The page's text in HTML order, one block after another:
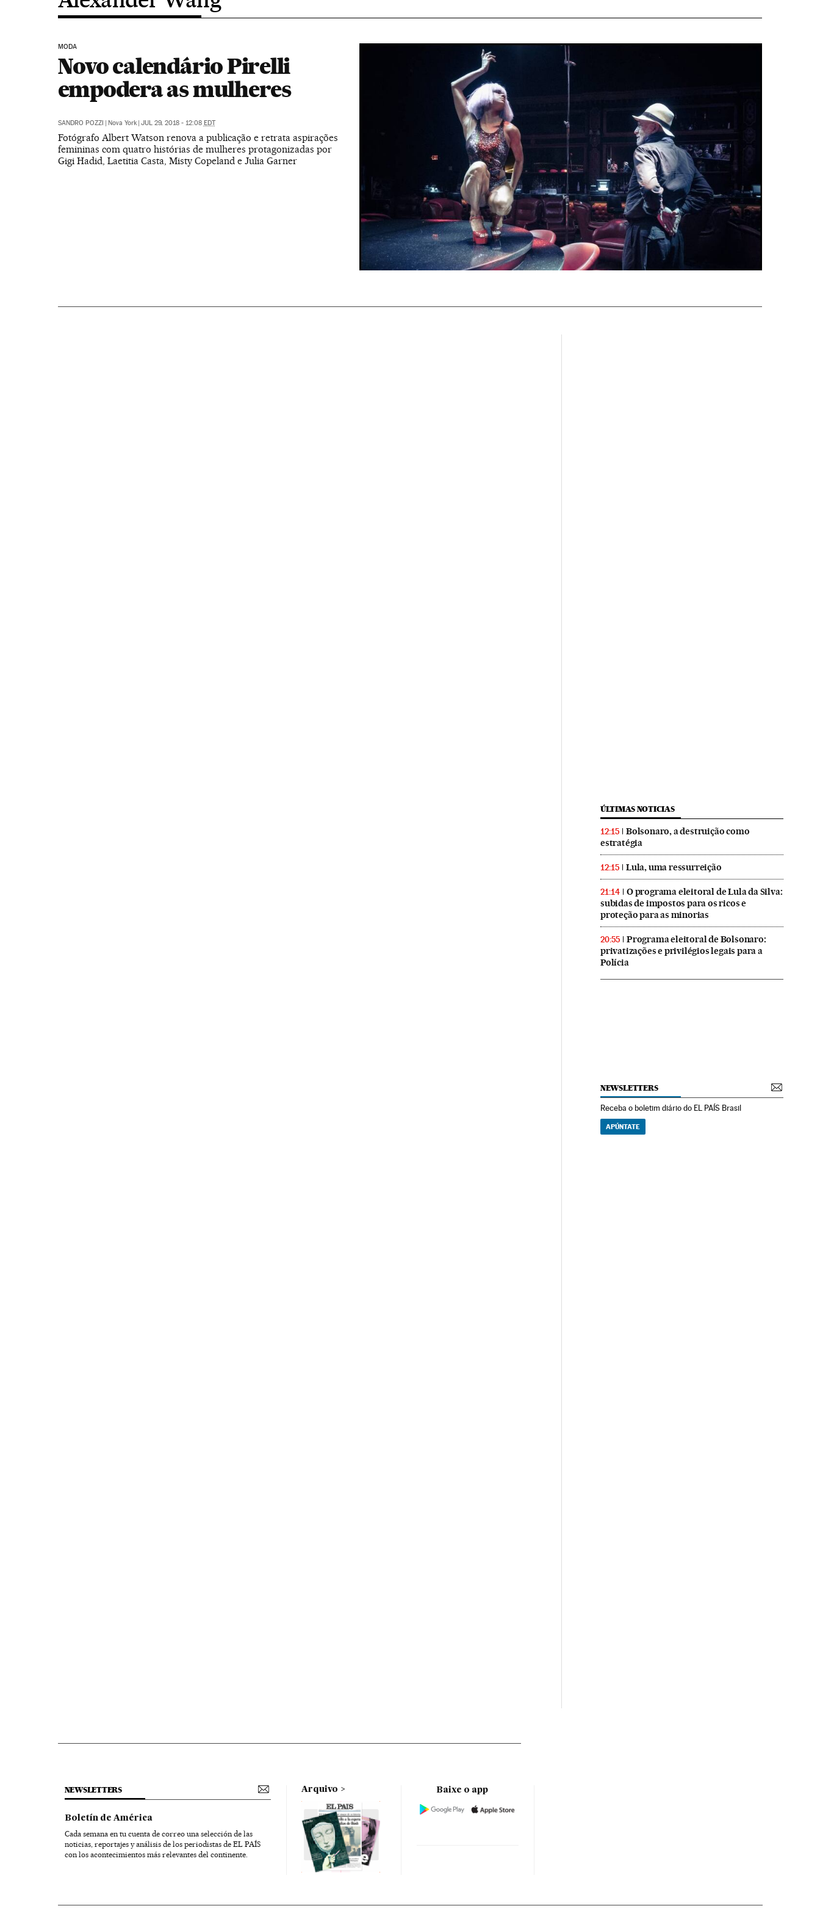
MODA
Novo calendário Pirelli
empodera as mulheres
SANDRO POZZI | Nova York | JUL 29, 2018 - 12:08 EDT
Fotógrafo Albert Watson renova a publicação e retrata aspirações
femininas com quatro histórias de mulheres protagonizadas por
Gigi Hadid, Laetitia Casta, Misty Copeland e Julia Garner
ÚLTIMAS NOTICIAS
12:15
Bolsonaro, a destruição como
estratégia
12:15 Lula, uma ressurreição
21:14
O programa eleitoral de Lula da Silva:
subidas de impostos para os ricos e
proteção para as minorias
20:55
Programa eleitoral de Bolsonaro:
privatizações e privilégios legais para a
Polícia
NEWSLETTERS
Receba o boletim diário do EL PAÍS Brasil
APÚNTATE
NEWSLETTERS
Boletín de América
Cada semana en tu cuenta de correo una selección de las
noticias, reportajes y análisis de los periodistas de EL PAÍS
con los acontecimientos más relevantes del continente.
Arquivo Baixe o app